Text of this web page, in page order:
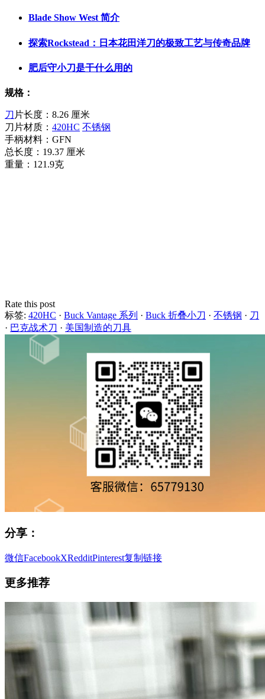
Blade Show West 简介
探索Rockstead：日本花田洋刀的极致工艺与传奇品牌
肥后守小刀是干什么用的
规格：
刀 片长度：8.26 厘米
刀片材质： 420HC 不锈钢
手柄材料：GFN
总长度：19.37 厘米
重量：121.9克
Rate this post
标签: 420HC · Buck Vantage 系列 · Buck 折叠小刀 · 不锈钢 · 刀
· 巴克战术刀 · 美国制造的刀具
分享：
微信FacebookXRedditPinterest复制链接
更多推荐